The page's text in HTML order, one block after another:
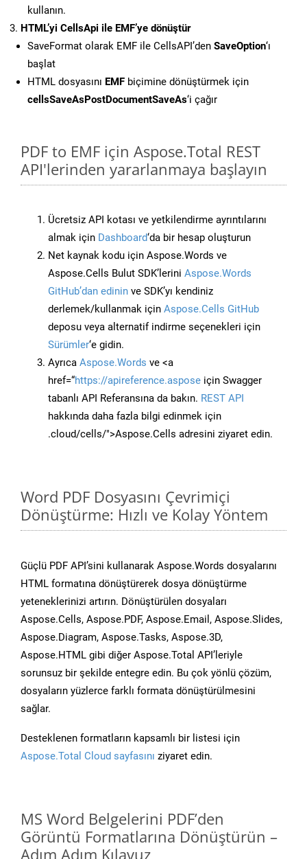
kullanın.
HTML’yi CellsApi ile EMF’ye dönüştür
SaveFormat olarak EMF ile CellsAPI’den SaveOption‘ı
başlat
HTML dosyasını EMF biçimine dönüştürmek için
cellsSaveAsPostDocumentSaveAs‘i çağır
PDF to EMF için Aspose.Total REST
API'lerinden yararlanmaya başlayın
Ücretsiz API kotası ve yetkilendirme ayrıntılarını
almak için Dashboard‘da bir hesap oluşturun
Net kaynak kodu için Aspose.Words ve
Aspose.Cells Bulut SDK’lerini Aspose.Words
GitHub’dan edinin ve SDK’yı kendiniz
derlemek/kullanmak için Aspose.Cells GitHub
deposu veya alternatif indirme seçenekleri için
Sürümler‘e gidin.
Ayrıca Aspose.Words ve <a
href=“https://apireference.aspose için Swagger
tabanlı API Referansına da bakın. REST API
hakkında daha fazla bilgi edinmek için
.cloud/cells/">Aspose.Cells adresini ziyaret edin.
Word PDF Dosyasını Çevrimiçi
Dönüştürme: Hızlı ve Kolay Yöntem
Güçlü PDF API’sini kullanarak Aspose.Words dosyalarını
HTML formatına dönüştürerek dosya dönüştürme
yeteneklerinizi artırın. Dönüştürülen dosyaları
Aspose.Cells, Aspose.PDF, Aspose.Email, Aspose.Slides,
Aspose.Diagram, Aspose.Tasks, Aspose.3D,
Aspose.HTML gibi diğer Aspose.Total API’leriyle
sorunsuz bir şekilde entegre edin. Bu çok yönlü çözüm,
dosyaların yüzlerce farklı formata dönüştürülmesini
sağlar.
Desteklenen formatların kapsamlı bir listesi için
Aspose.Total Cloud sayfasını ziyaret edin.
MS Word Belgelerini PDF’den
Görüntü Formatlarına Dönüştürün –
Adım Adım Kılavuz